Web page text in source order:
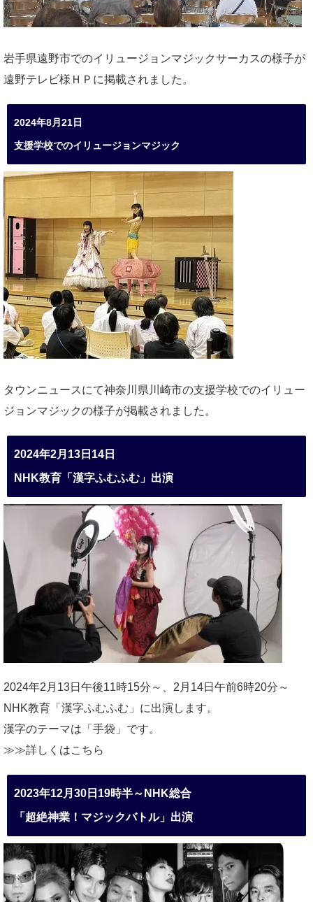
岩手県遠野市でのイリュージョンマジックサーカスの様子が
遠野テレビ様ＨＰに掲載されました。
2024年8月21日
支援学校でのイリュージョンマジック
タウンニュースにて神奈川県川崎市の支援学校でのイリュー
ジョンマジックの様子が掲載されました。
2024年2月13日14日
NHK教育「漢字ふむふむ」出演
2024年2月13日午後11時15分～、2月14日午前6時20分～
NHK教育「漢字ふむふむ」に出演します。
漢字のテーマは「手袋」です。
≫≫詳しくはこちら
2023年12月30日19時半～NHK総合
「超絶神業！マジックバトル」出演